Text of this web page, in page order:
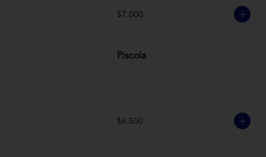
$7.000
Piscola
$6.500